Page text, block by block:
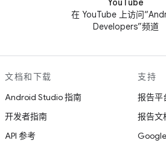
YouTube
在 YouTube 上访问
Developers”频道
文档和下载
Android Studio 指南
开发者指南
API 参考
支持
报告平
报告文